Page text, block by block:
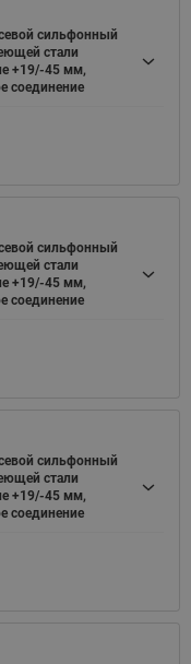
сильфонный
стали
+19/-45 мм,
соединение
сильфонный
стали
+19/-45 мм,
соединение
сильфонный
стали
+19/-45 мм,
соединение